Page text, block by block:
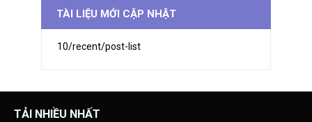
TÀI LIỆU MỚI CẬP NHẬT
10/recent/post-list
TẢI NHIỀU NHẤT